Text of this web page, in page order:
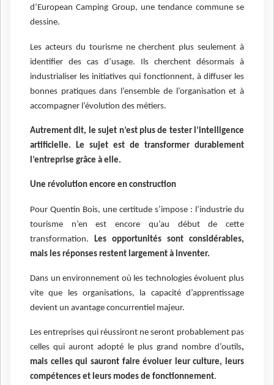
d’European Camping Group, une tendance commune se
dessine.
Les acteurs du tourisme ne cherchent plus seulement à
identifier des cas d’usage. Ils cherchent désormais à
industrialiser les initiatives qui fonctionnent, à diffuser les
bonnes pratiques dans l’ensemble de l’organisation et à
accompagner l’évolution des métiers.
Autrement dit, le sujet n’est plus de tester l’intelligence
artificielle. Le sujet est de transformer durablement
l’entreprise grâce à elle.
Une révolution encore en construction
Pour Quentin Bois, une certitude s’impose : l’industrie du
tourisme n’en est encore qu’au début de cette
transformation.
Les opportunités sont considérables,
mais les réponses restent largement à inventer.
Dans un environnement où les technologies évoluent plus
vite que les organisations, la capacité d’apprentissage
devient un avantage concurrentiel majeur.
Les entreprises qui réussiront ne seront probablement pas
celles qui auront adopté le plus grand nombre d’outils,
mais celles qui sauront faire évoluer leur culture, leurs
compétences et leurs modes de fonctionnement.